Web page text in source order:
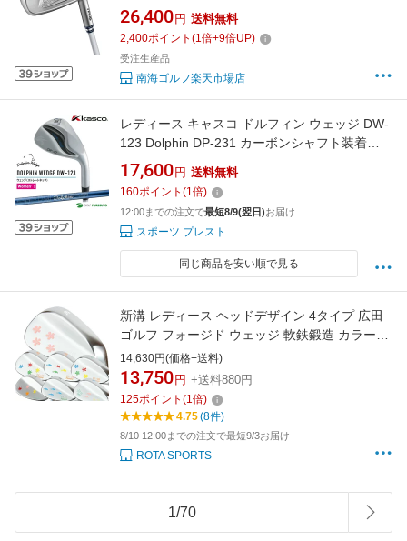
レディス
26,400 円 送料無料
2,400ポイント (1倍+9倍UP)
受注生産品
南海ゴルフ楽天市場店
レディース キャスコ ドルフィン ウェッジ DW-
123 Dolphin DP-231 カーボンシャフト装着
2023年モデル Kasco dolphin wedge 2023年3月
発売 女性用 ゴルフクラブ
17,600 円 送料無料
160ポイント (1倍)
12:00までの注文で最短8/9(翌日)お届け
スポーツ プレスト
同じ商品を安い順で見る
新溝 レディース ヘッドデザイン 4タイプ 広田
ゴルフ フォージド ウェッジ 軟鉄鍛造 カラーカ
スタムを楽しもう
14,630円(価格+送料)
13,750 円 +送料880円
125ポイント (1倍)
4.75(8件)
8/10 12:00までの注文で最短9/3お届け
ROTA SPORTS
1/70